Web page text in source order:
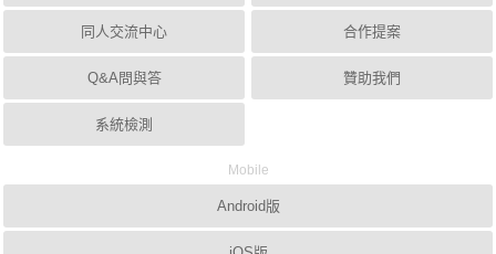
同人交流中心
Q&A問與答
系統檢測
合作提案
贊助我們
Mobile
Android版